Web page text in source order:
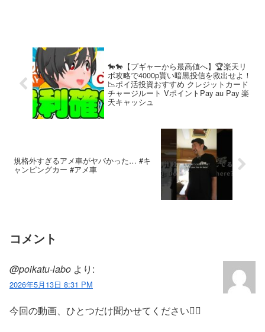
🐎🐎【プギャーから最高値へ】🏆楽天リ
ボ攻略で4000p貰い暗黒投信を救出せよ！
📉ポイ活投資おすすめ クレジットカード
チャージルート VポイントPay au Pay 楽
天キャッシュ
規格外すぎるアメ車がヤバかった… #キ
ャンピングカー #アメ車
コメント
@poikatu-labo より:
2026年5月13日 8:31 PM
今回の動画、ひとつだけ聞かせてください🚶‍♂